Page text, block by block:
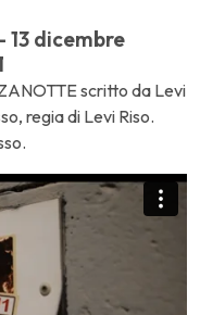
13 dicembre
scritto da Levi
regia di Levi Riso.